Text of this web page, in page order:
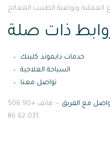
ذات صلة
خدمات دايموند كلينك
السياحة العلاجية
تواصل معنا
مع الفريق
— هاتف +90 506
031 62 86.